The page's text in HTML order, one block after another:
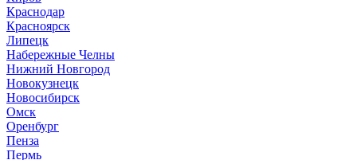
Краснодар
Красноярск
Липецк
Набережные Челны
Нижний Новгород
Новокузнецк
Новосибирск
Омск
Оренбург
Пенза
Пермь